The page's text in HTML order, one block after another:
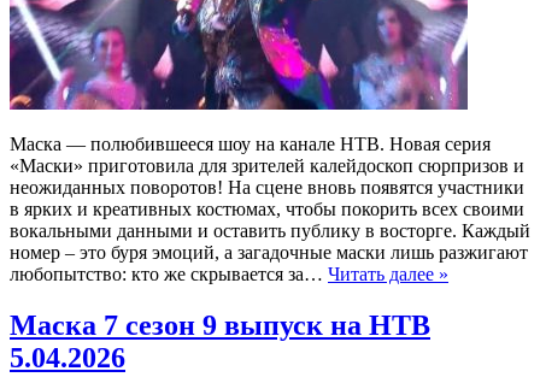
Маска — полюбившееся шоу на канале НТВ. Новая серия
«Маски» приготовила для зрителей калейдоскоп сюрпризов и
неожиданных поворотов! На сцене вновь появятся участники
в ярких и креативных костюмах, чтобы покорить всех своими
вокальными данными и оставить публику в восторге. Каждый
номер – это буря эмоций, а загадочные маски лишь разжигают
любопытство: кто же скрывается за… Читать далее »
Маска 7 сезон 9 выпуск на НТВ
5.04.2026